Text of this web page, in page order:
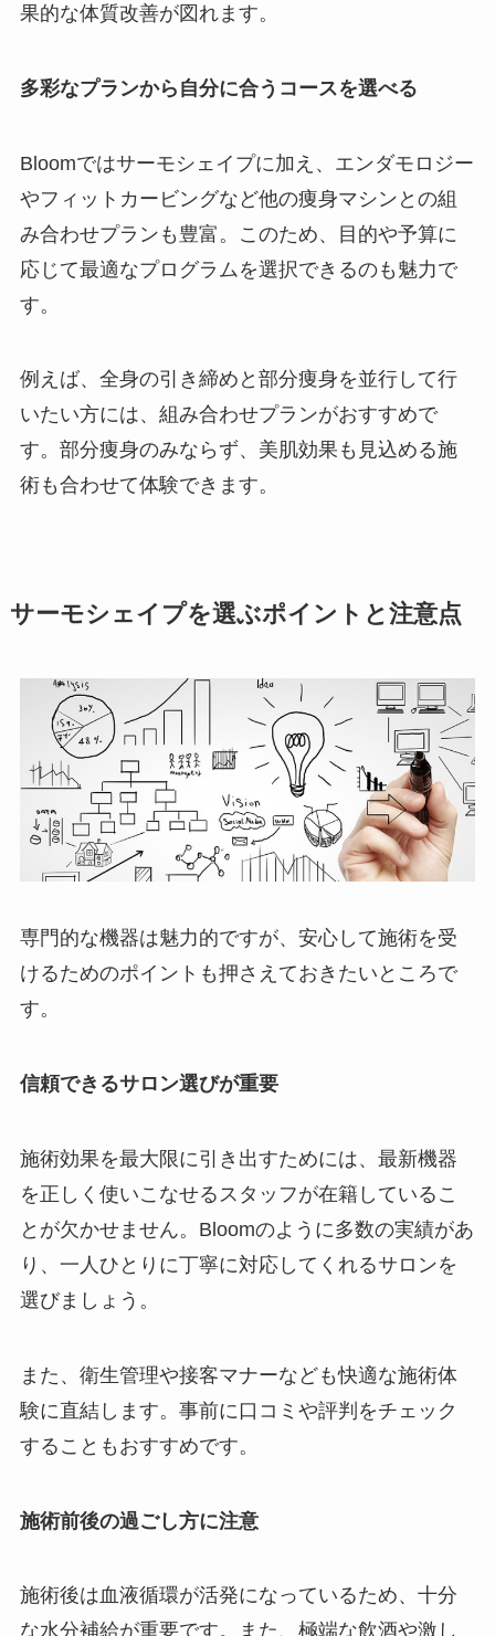
果的な体質改善が図れます。
多彩なプランから自分に合うコースを選べる
Bloomではサーモシェイプに加え、エンダモロジー
やフィットカービングなど他の痩身マシンとの組
み合わせプランも豊富。このため、目的や予算に
応じて最適なプログラムを選択できるのも魅力で
す。
例えば、全身の引き締めと部分痩身を並行して行
いたい方には、組み合わせプランがおすすめで
す。部分痩身のみならず、美肌効果も見込める施
術も合わせて体験できます。
サーモシェイプを選ぶポイントと注意点
専門的な機器は魅力的ですが、安心して施術を受
けるためのポイントも押さえておきたいところで
す。
信頼できるサロン選びが重要
施術効果を最大限に引き出すためには、最新機器
を正しく使いこなせるスタッフが在籍しているこ
とが欠かせません。Bloomのように多数の実績があ
り、一人ひとりに丁寧に対応してくれるサロンを
選びましょう。
また、衛生管理や接客マナーなども快適な施術体
験に直結します。事前に口コミや評判をチェック
することもおすすめです。
施術前後の過ごし方に注意
施術後は血液循環が活発になっているため、十分
な水分補給が重要です。また、極端な飲酒や激し